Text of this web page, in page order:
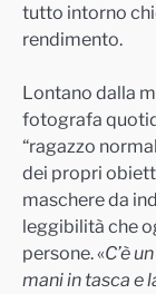
tutto intorno
rendimento.
Lontano dalla
fotografa
“ragazzo
dei propri
maschere da
leggibilità che
persone. «C’è
mani in tasca e